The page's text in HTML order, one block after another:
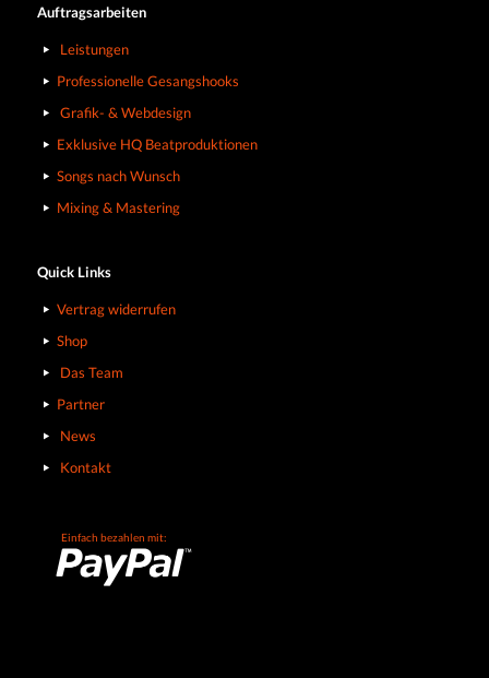
Auftragsarbeiten
Leistungen
Professionelle Gesangshooks
Grafik- & Webdesign
Exklusive HQ Beatproduktionen
Songs nach Wunsch
Mixing & Mastering
Quick Links
Vertrag widerrufen
Shop
Das Team
Partner
News
Kontakt
Einfach bezahlen mit: